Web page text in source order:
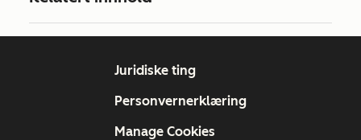
Juridiske ting
Personvernerklæring
Manage Cookies